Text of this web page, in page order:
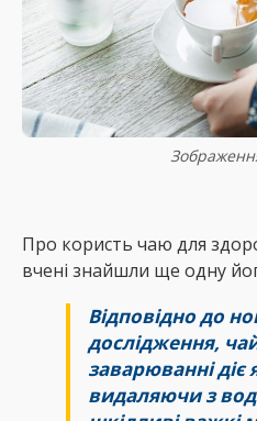
Про користь чаю для
вчені знайшли ще одну
Відповідно до
дослідження,
заварюванні діє
видаляючи з